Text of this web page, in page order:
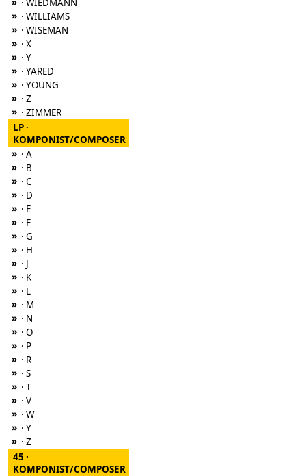
· WIEDMANN
» · WILLIAMS
» · WISEMAN
» · X
» · Y
» · YARED
» · YOUNG
» · Z
» · ZIMMER
LP ·
KOMPONIST/COMPOSER
» · A
» · B
» · C
» · D
» · E
» · F
» · G
» · H
» · J
» · K
» · L
» · M
» · N
» · O
» · P
» · R
» · S
» · T
» · V
» · W
» · Y
» · Z
45 ·
KOMPONIST/COMPOSER